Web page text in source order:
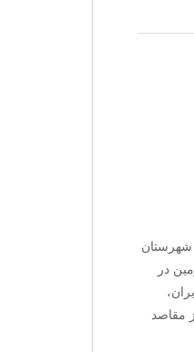
شهرستان
در
مقاصد